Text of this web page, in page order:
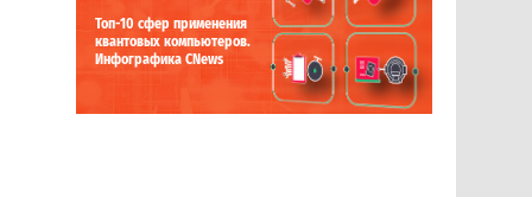
Топ-10 сфер применения
квантовых компьютеров.
Инфографика CNews